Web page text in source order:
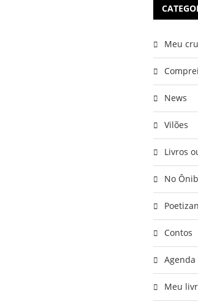
Meu
News
Vilões
Livros
No
Contos
Agenda
Meu